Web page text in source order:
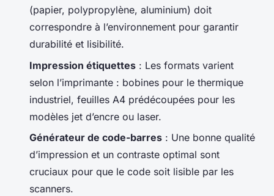
(papier, polypropylène, aluminium) doit
correspondre à l’environnement pour garantir
durabilité et lisibilité.
Impression étiquettes : Les formats varient
selon l’imprimante : bobines pour le thermique
industriel, feuilles A4 prédécoupées pour les
modèles jet d’encre ou laser.
Générateur de code-barres : Une bonne qualité
d’impression et un contraste optimal sont
cruciaux pour que le code soit lisible par les
scanners.